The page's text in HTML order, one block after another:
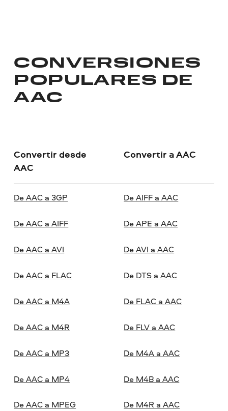
CONVERSIONES
POPULARES DE
AAC
Convertir desde
AAC
Convertir a AAC
De AAC a 3GP
De AAC a AIFF
De AAC a AVI
De AAC a FLAC
De AAC a M4A
De AAC a M4R
De AAC a MP3
De AAC a MP4
De AAC a MPEG
De AIFF a AAC
De APE a AAC
De AVI a AAC
De DTS a AAC
De FLAC a AAC
De FLV a AAC
De M4A a AAC
De M4B a AAC
De M4R a AAC